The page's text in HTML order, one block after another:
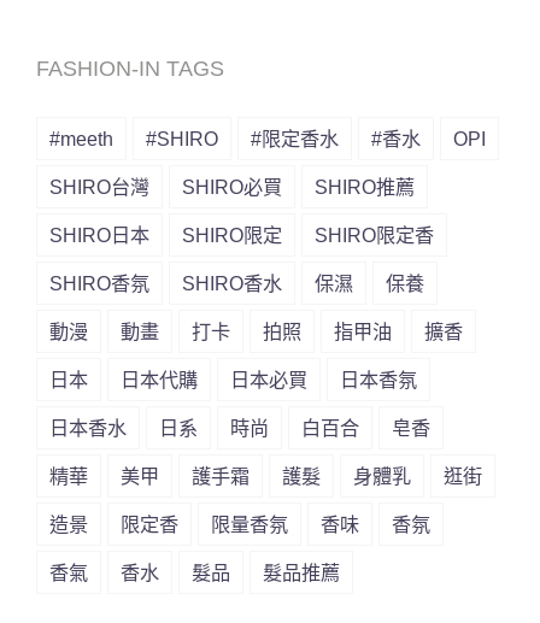
FASHION-IN TAGS
#meeth #SHIRO #限定香水 #香水 OPI
SHIRO台灣 SHIRO必買 SHIRO推薦
SHIRO日本 SHIRO限定 SHIRO限定香
SHIRO香氛 SHIRO香水 保濕 保養
動漫 動畫 打卡 拍照 指甲油 擴香
日本 日本代購 日本必買 日本香氛
日本香水 日系 時尚 白百合 皂香
精華 美甲 護手霜 護髮 身體乳 逛街
造景 限定香 限量香氛 香味 香氛
香氣 香水 髮品 髮品推薦